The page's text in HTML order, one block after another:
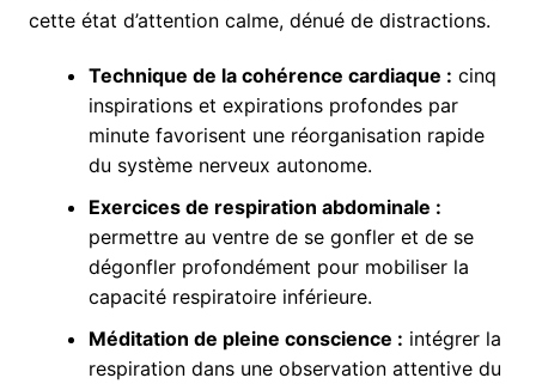
cette état d’attention calme, dénué de distractions.
Technique de la cohérence cardiaque : cinq
inspirations et expirations profondes par
minute favorisent une réorganisation rapide
du système nerveux autonome.
Exercices de respiration abdominale :
permettre au ventre de se gonfler et de se
dégonfler profondément pour mobiliser la
capacité respiratoire inférieure.
Méditation de pleine conscience : intégrer la
respiration dans une observation attentive du